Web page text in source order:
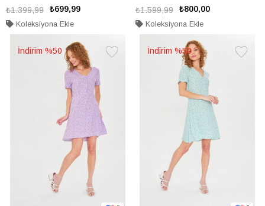
₺699,99
₺1.399,99
Koleksiyona Ekle
₺800,00
₺1.599,99
Koleksiyona Ekle
%50 %50